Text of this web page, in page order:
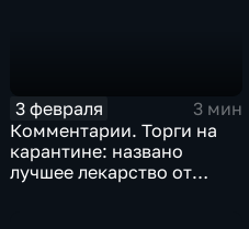
3 февраля
3 мин
Комментарии. Торги на
карантине: названо
лучшее лекарство от